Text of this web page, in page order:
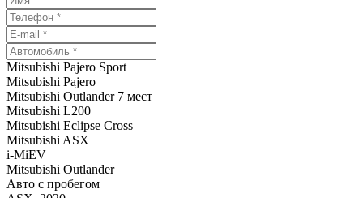
Mitsubishi Pajero Sport
Mitsubishi Pajero
Mitsubishi Outlander 7 мест
Mitsubishi L200
Mitsubishi Eclipse Cross
Mitsubishi ASX
i-MiEV
Mitsubishi Outlander
Авто с пробегом